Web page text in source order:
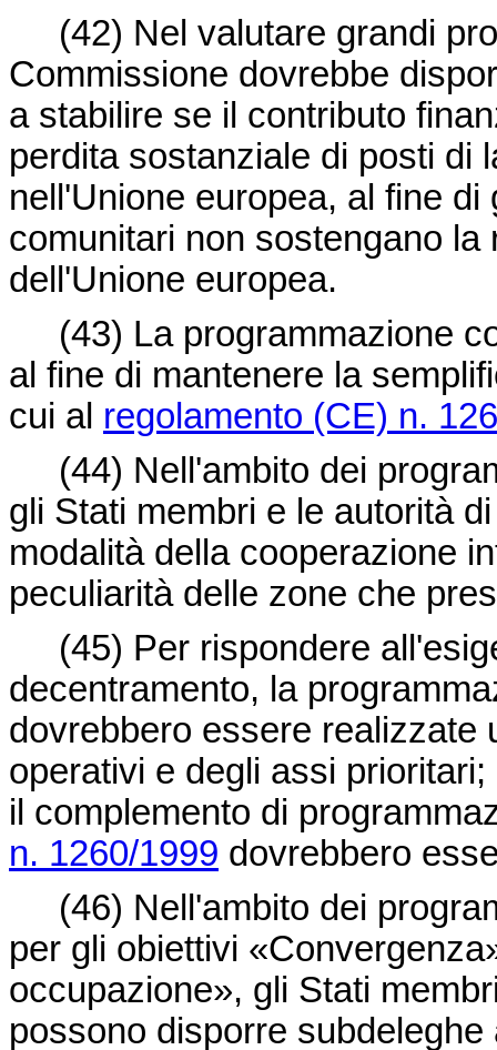
(42) Nel valutare grandi
Commissione dovrebbe
a stabilire se il contributo
perdita sostanziale di posti di
nell'Unione europea, al fine
comunitari non sostengano
dell'Unione europea.
(43) La programmazione
al fine di mantenere la
cui al regolamento (CE) n.
(44) Nell'ambito dei
gli Stati membri e le autorità
modalità della cooperazione
peculiarità delle zone che
(45) Per rispondere
decentramento, la
dovrebbero essere realizzate
operativi e degli assi
il complemento di
n. 1260/1999 dovrebbero
(46) Nell'ambito dei
per gli obiettivi
occupazione», gli Stati
possono disporre